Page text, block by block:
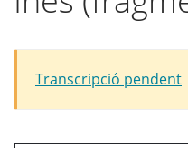
Transcripció pendent